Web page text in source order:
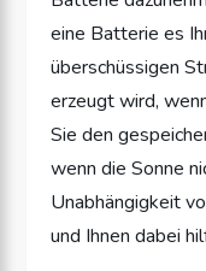
eine Batterie es
überschüssigen
erzeugt wird,
Sie den
wenn die Sonne
Unabhängigkeit
und Ihnen dabei